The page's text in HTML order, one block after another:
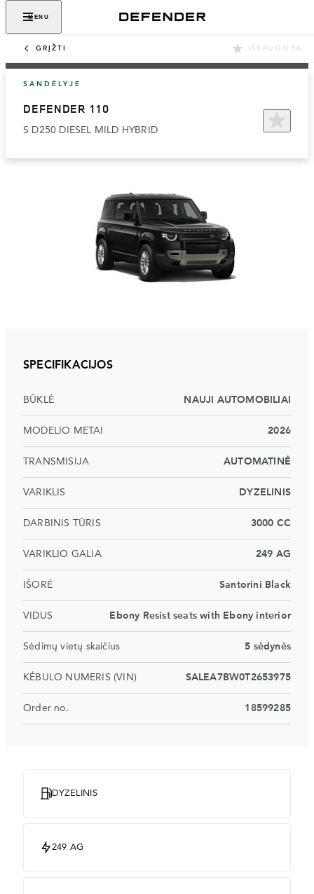
MENU
GRĮŽTI IŠSAUGOTA
SANDĖLYJE
DEFENDER 110
S D250 DIESEL MILD HYBRID
SPECIFIKACIJOS
BŪKLĖ NAUJI AUTOMOBILIAI
MODELIO METAI 2026
TRANSMISIJA AUTOMATINĖ
VARIKLIS DYZELINIS
DARBINIS TŪRIS 3000 CC
VARIKLIO GALIA 249 AG
IŠORĖ Santorini Black
VIDUS Ebony Resist seats with Ebony interior
Sėdimų vietų skaičius 5 sėdynės
KĖBULO NUMERIS (VIN) SALEA7BW0T2653975
Order no. 18599285
DYZELINIS
249 AG